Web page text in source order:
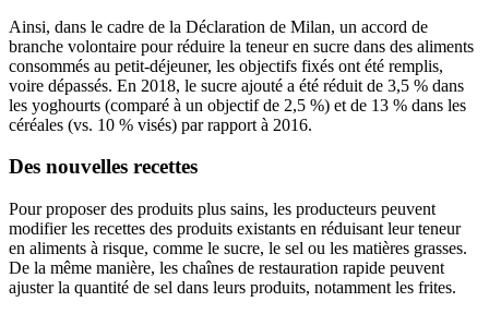
Ainsi, dans le cadre de la Déclaration de Milan, un accord de
branche volontaire pour réduire la teneur en sucre dans des aliments
consommés au petit-déjeuner, les objectifs fixés ont été remplis,
voire dépassés. En 2018, le sucre ajouté a été réduit de 3,5 % dans
les yoghourts (comparé à un objectif de 2,5 %) et de 13 % dans les
céréales (vs. 10 % visés) par rapport à 2016.
Des nouvelles recettes
Pour proposer des produits plus sains, les producteurs peuvent
modifier les recettes des produits existants en réduisant leur teneur
en aliments à risque, comme le sucre, le sel ou les matières grasses.
De la même manière, les chaînes de restauration rapide peuvent
ajuster la quantité de sel dans leurs produits, notamment les frites.